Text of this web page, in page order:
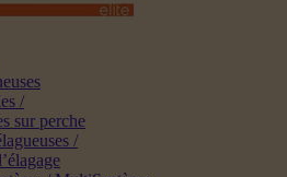
/
sur perche
/